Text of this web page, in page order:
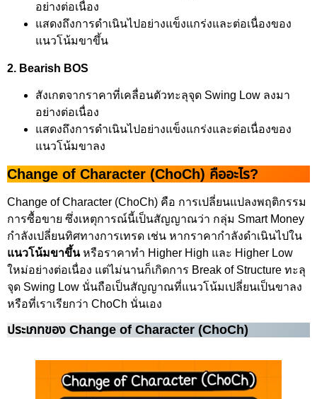
อย่างต่อเนื่อง
แสดงถึงการดำเนินไปอย่างแข็งแกร่งและต่อเนื่องของ
แนวโน้มขาขึ้น
2. Bearish BOS
สังเกตจากราคาที่เคลื่อนตัวทะลุจุด Swing Low ลงมา
อย่างต่อเนื่อง
แสดงถึงการดำเนินไปอย่างแข็งแกร่งและต่อเนื่องของ
แนวโน้มขาลง
Change of Character (ChoCh) คืออะไร?
Change of Character (ChoCh) คือ การเปลี่ยนแปลงพฤติกรรม
การซื้อขาย ซึ่งเหตุการณ์นี้เป็นสัญญาณว่า กลุ่ม Smart Money
กำลังเปลี่ยนทิศทางการเทรด เช่น หากราคากำลังดำเนินไปใน
แนวโน้มขาขึ้นหรือราคาทำ Higher High และ Higher Low
ใหม่อย่างต่อเนื่อง แต่ไม่นานก็เกิดการ Break of Structure ทะลุ
จุด Swing Low นั่นถือเป็นสัญญาณที่แนวโน้มเปลี่ยนเป็นขาลง
หรือที่เราเรียกว่า ChoCh นั่นเอง
ประเภทของ Change of Character (ChoCh)